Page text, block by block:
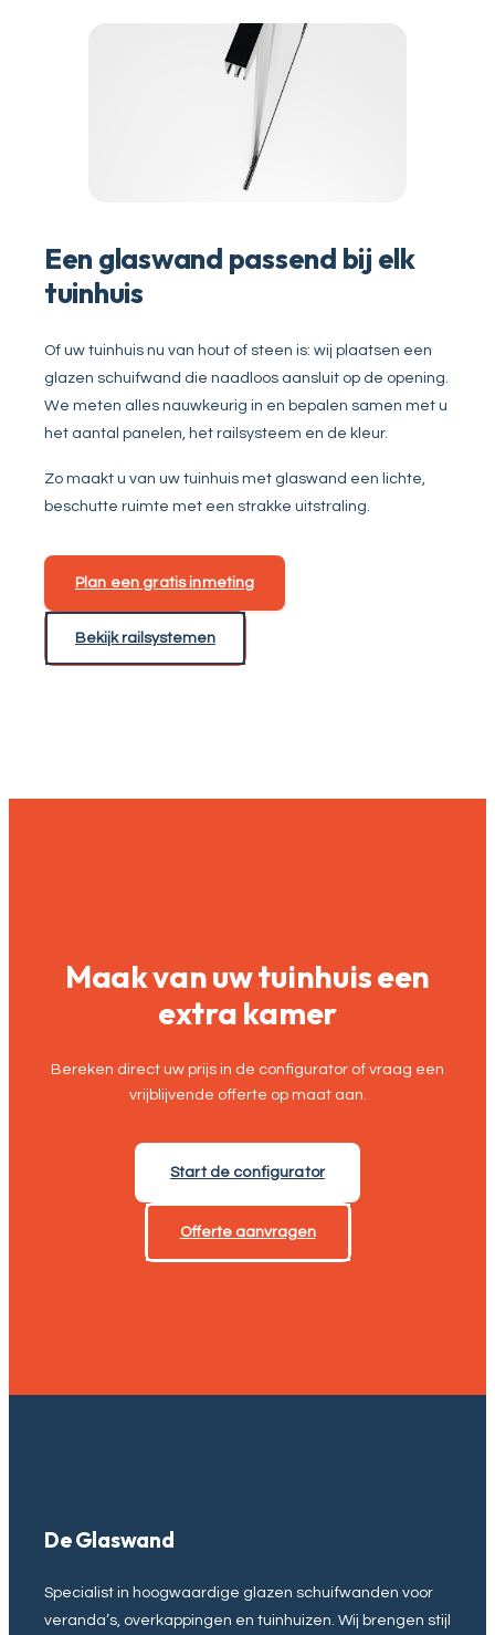
Een glaswand passend bij elk
tuinhuis
Of uw tuinhuis nu van hout of steen is: wij plaatsen een
glazen schuifwand die naadloos aansluit op de opening.
We meten alles nauwkeurig in en bepalen samen met u
het aantal panelen, het railsysteem en de kleur.
Zo maakt u van uw tuinhuis met glaswand een lichte,
beschutte ruimte met een strakke uitstraling.
Plan een gratis inmeting
Bekijk railsystemen
Maak van uw tuinhuis een
extra kamer
Bereken direct uw prijs in de configurator of vraag een
vrijblijvende offerte op maat aan.
Start de configurator
Offerte aanvragen
De Glaswand
Specialist in hoogwaardige glazen schuifwanden voor
veranda’s, overkappingen en tuinhuizen. Wij brengen stijl